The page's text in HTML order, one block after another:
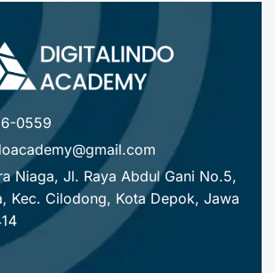
0559
Niaga, Jl. Raya Abdul Gani No.5,
Kec. Cilodong, Kota Depok, Jawa